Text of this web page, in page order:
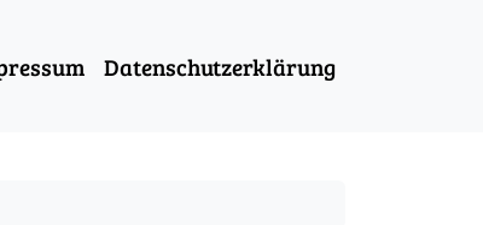
Datenschutzerklärung